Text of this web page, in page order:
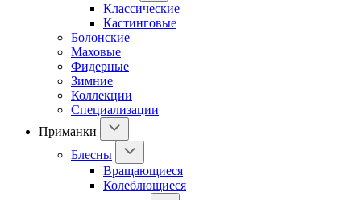
Классические
Кастинговые
Болонские
Маховые
Фидерные
Зимние
Коллекции
Специализации
Приманки
Блесны
Вращающиеся
Колеблющиеся